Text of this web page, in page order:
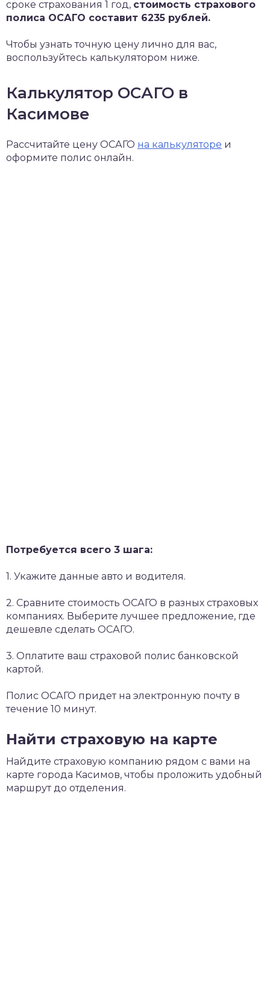
сроке страхования 1 год, стоимость страхового
полиса ОСАГО составит 6235 рублей.
Чтобы узнать точную цену лично для вас,
воспользуйтесь калькулятором ниже.
Калькулятор ОСАГО в
Касимове
Рассчитайте цену ОСАГО на калькуляторе и
оформите полис онлайн.
Потребуется всего 3 шага:
1. Укажите данные авто и водителя.
2. Сравните стоимость ОСАГО в разных страховых
компаниях. Выберите лучшее предложение, где
дешевле сделать ОСАГО.
3. Оплатите ваш страховой полис банковской
картой.
Полис ОСАГО придет на электронную почту в
течение 10 минут.
Найти страховую на карте
Найдите страховую компанию рядом с вами на
карте города Касимов, чтобы проложить удобный
маршрут до отделения.